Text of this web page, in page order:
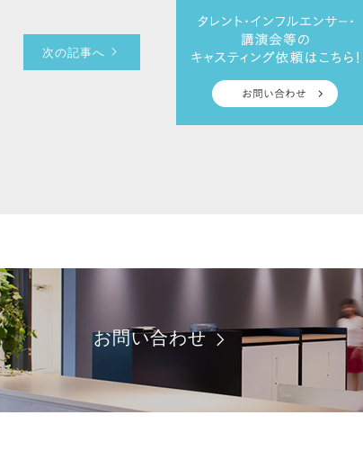
次の記事へ
お問い合わせ